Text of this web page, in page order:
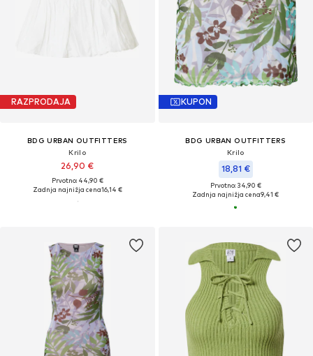
RAZPRODAJA
BDG URBAN OUTFITTERS
Krilo
26,90 €
Prvotno: 44,90 €
Zadnja najnižja cena16,14 €
KUPON
BDG URBAN OUTFITTERS
Krilo
18,81 €
Prvotno: 34,90 €
Zadnja najnižja cena9,41 €